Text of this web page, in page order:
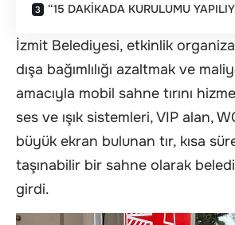
“15 DAKİKADA KURULUMU
İzmit Belediyesi, etkinlik
dışa bağımlılığı azaltmak ve
amacıyla mobil sahne tırını
ses ve ışık sistemleri, VIP alan,
büyük ekran bulunan tır, kısa
taşınabilir bir sahne olarak
girdi.